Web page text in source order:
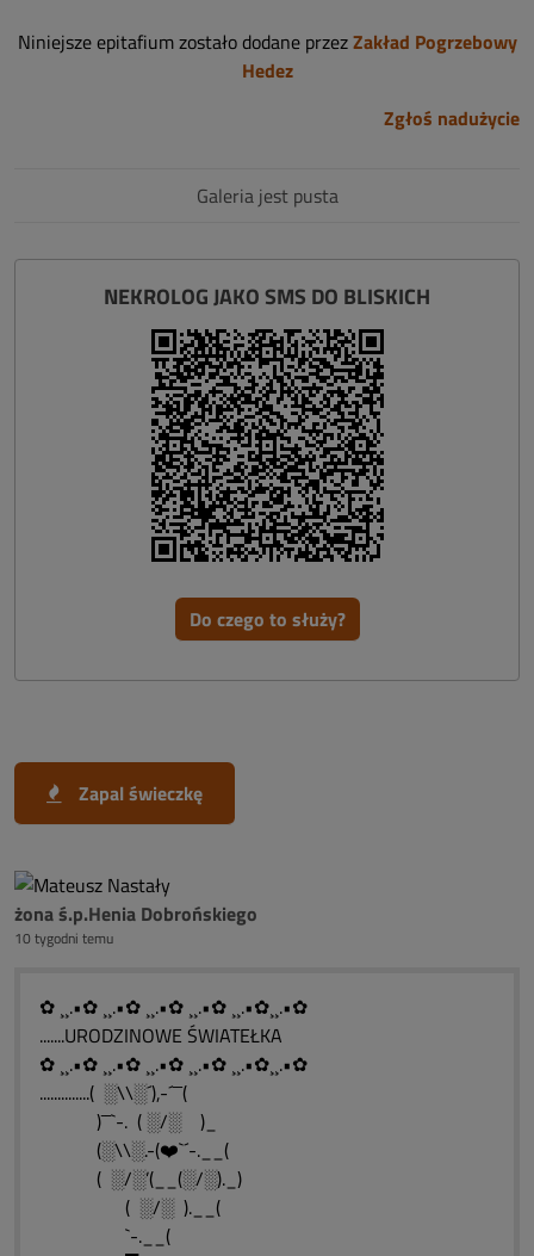
Niniejsze epitafium zostało dodane przezZakład Pogrzebowy
Hedez
Zgłoś nadużycie
Galeria jest pusta
NEKROLOG JAKO SMS DO BLISKICH
Do czego to służy?
Zapal świeczkę
żona ś.p.Henia Dobrońskiego
10 tygodni temu
✿ ¸¸.•✿ ¸¸.•✿ ¸¸.•✿ ¸¸.•✿ ¸¸.•✿¸¸.•✿
.......URODZINOWE ŚWIATEŁKA
✿ ¸¸.•✿ ¸¸.•✿ ¸¸.•✿ ¸¸.•✿ ¸¸.•✿¸¸.•✿
..............( ░\\░´),-´¯¯(
)¯¯`-. ( ░/░ )_
(░\\░.-(❤️`´-.__(
( ░/░’(__(░/░)._)
( ░/░ ).__(
`-.__(